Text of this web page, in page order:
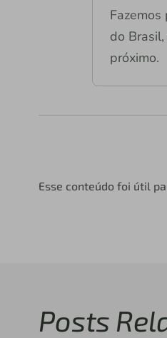
do
próximo.
Esse conteúdo foi útil
Posts